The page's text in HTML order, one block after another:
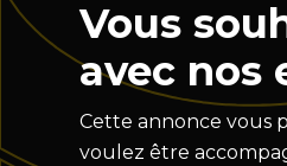
Vous
avec nos
Cette annonce vous
voulez être